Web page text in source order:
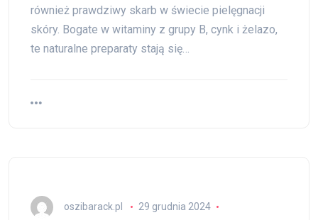
również prawdziwy skarb w świecie pielęgnacji
skóry. Bogate w witaminy z grupy B, cynk i żelazo,
te naturalne preparaty stają się…
oszibarack.pl
29 grudnia 2024